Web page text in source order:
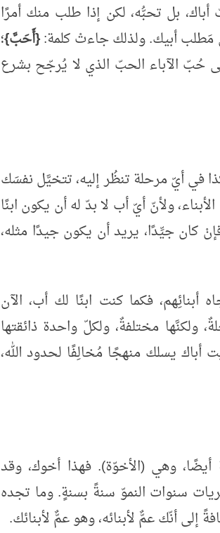
بل تحبُّه، لكن إذا طلب منك أمرًا
أبيك. ولذلك جاءتْ كلمة:{أَحَبَّ}؛
حُبّ الآباء الحبّ الذي لا يُرجّح بشرع
في أيّ مرحلة تنظُر إليه، تتخيَّل نفسَك
ولأنّ أيّ أب لا بدّ له أن يكون ابنًا
كان جيِّدًا، يريد أن يكون جيدًا مثله،
أبنائِهم، فكما كنت ابنًا لك أب، الآن
ولكنَّها مختلفةٌ، ولكلّ واحدة ذائقتها
أباك يسلك منهجًا مُخالِفًا لحدود الله،
وهي (الأخوّة). فهذا أخوك، وقد
سنوات النموّ سنةً بسنةٍ. وما تجده
أنّك عمٌّ لأبنائه، وهو عمٌّ لأبنائك.